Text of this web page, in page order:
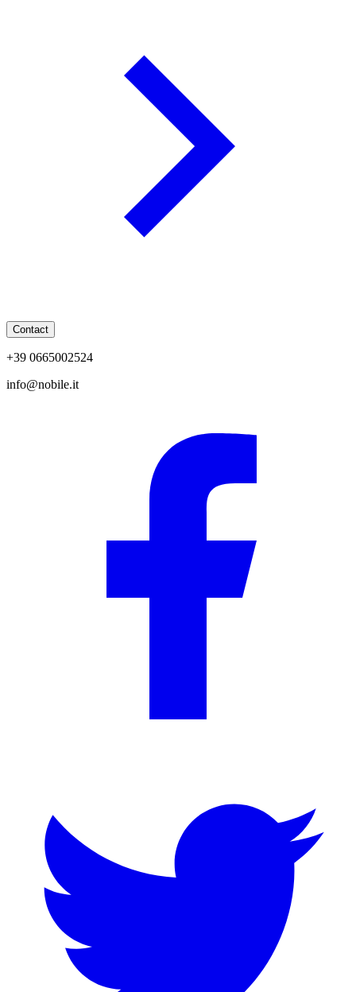
Contact
+39 0665002524
info@nobile.it